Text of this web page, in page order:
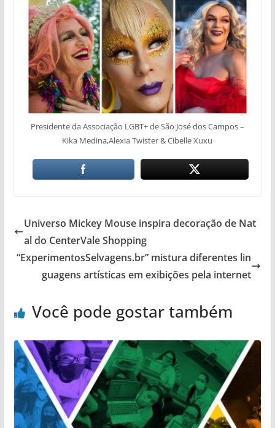
Presidente da Associação LGBT+ de São José dos Campos –
Kika Medina,Alexia Twister & Cibelle Xuxu
Universo Mickey Mouse inspira decoração de Nat
al do CenterVale Shopping
“ExperimentosSelvagens.br” mistura diferentes lin
guagens artísticas em exibições pela internet
Você pode gostar também